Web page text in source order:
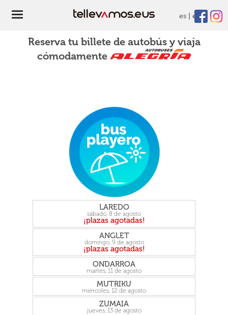
es eu
Reserva tu billete de autobús y viaja
cómodamente
LAREDO
sábado, 8 de agosto
ANGLET
domingo, 9 de agosto
ONDARROA
martes, 11 de agosto
MUTRIKU
miércoles, 12 de agosto
ZUMAIA
jueves, 13 de agosto